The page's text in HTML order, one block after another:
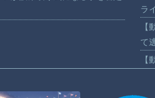
ラ
て
渡